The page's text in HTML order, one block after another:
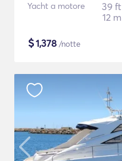
Yacht a motore
39 ft
12 m
$1,378 /notte